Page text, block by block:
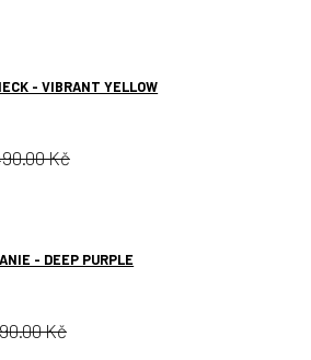
- VIBRANT YELLOW
Kč
- DEEP PURPLE
Kč